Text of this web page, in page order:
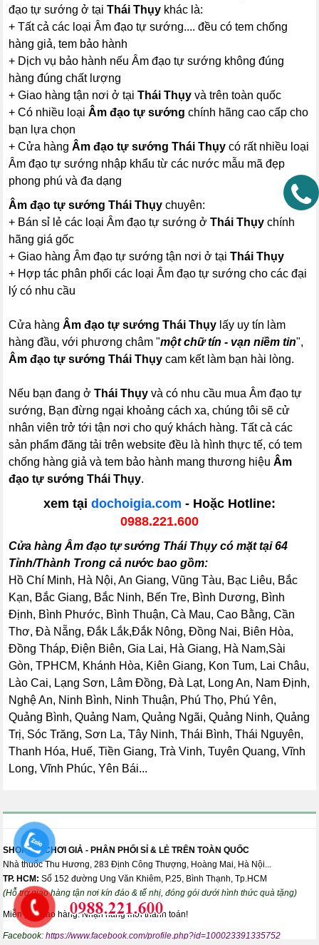
đạo tự sướng ở tạiThái Thụy khác là:
+ Tất cả các loại Âm đạo tự sướng.... đều có tem chống
hàng giả, tem bảo hành
+ Dịch vụ bảo hành nếu Âm đạo tự sướng không đúng
hàng đúng chất lượng
+ Giao hàng tận nơi ở tạiThái Thụy và trên toàn quốc
+ Có nhiều loạiÂm đạo tự sướng chính hãng cao cấp cho
bạn lựa chọn
+ Cửa hàngÂm đạo tự sướng Thái Thụy có rất nhiều loại
Âm đạo tự sướng nhập khẩu từ các nước mẫu mã đẹp
phong phú và đa dạng
Âm đạo tự sướng Thái Thụychuyên:
+ Bán sỉ lẻ các loại Âm đạo tự sướng ởThái Thụy chính
hãng giá gốc
+ Giao hàng Âm đạo tự sướng tận nơi ở tạiThái Thụy
+ Hợp tác phân phối các loại Âm đạo tự sướng cho các đại
lý có nhu cầu
Cửa hàngÂm đạo tự sướng Thái Thụy lấy uy tín làm
hàng đầu, với phương châm "một chữ tín - vạn niềm tin",
Âm đạo tự sướng Thái Thụy cam kết làm bạn hài lòng.
Nếu bạn đang ởThái Thụy và có nhu cầu mua Âm đạo tự
sướng, Bạn đừng ngại khoảng cách xa, chúng tôi sẽ cử
nhân viên trở tới tận nơi cho quý khách hàng. Tất cả các
sản phẩm đăng tải trên website đều là hình thực tế, có tem
chống hàng giả và tem bảo hành mang thương hiệuÂm
đạo tự sướng Thái Thụy.
xem tại dochoigia.com - Hoặc Hotline:
0988.221.600
Cửa hàng Âm đạo tự sướng Thái Thụy có mặt tại 64
Tỉnh/Thành Trong cả nước bao gồm:
Hồ Chí Minh, Hà Nội, An Giang, Vũng Tàu, Bạc Liêu, Bắc
Kạn, Bắc Giang, Bắc Ninh, Bến Tre, Bình Dương, Bình
Định, Bình Phước, Bình Thuận, Cà Mau, Cao Bằng, Cần
Thơ, Đà Nẵng, Đắk Lắk,Đắk Nông, Đồng Nai, Biên Hòa,
Đồng Tháp, Điện Biên, Gia Lai, Hà Giang, Hà Nam,Sài
Gòn, TPHCM, Khánh Hòa, Kiên Giang, Kon Tum, Lai Châu,
Lào Cai, Lạng Sơn, Lâm Đồng, Đà Lạt, Long An, Nam Định,
Nghệ An, Ninh Bình, Ninh Thuận, Phú Thọ, Phú Yên,
Quảng Bình, Quảng Nam, Quảng Ngãi, Quảng Ninh, Quảng
Trị, Sóc Trăng, Sơn La, Tây Ninh, Thái Bình, Thái Nguyên,
Thanh Hóa, Huế, Tiền Giang, Trà Vinh, Tuyên Quang, Vĩnh
Long, Vĩnh Phúc, Yên Bái...
SHOP ĐỒ CHƠI GIẢ - PHÂN PHỐI SỈ & LẺ TRÊN TOÀN QUỐC
Nhà thuốc Thu Hương, 283 Định Công Thượng, Hoàng Mai, Hà Nội...
TP. HCM: Số 152 đường Ung Văn Khiêm, P.25, Bình Thạnh, Tp.HCM
(Hỗ trợ giao hàng tận nơi kín đáo & tế nhị, đóng gói dưới hình thức quà tặng)
Miễn phí giao hàng. Nhận hàng mới thanh toán!
Facebook:https://www.facebook.com/profile.php?id=100023391335752